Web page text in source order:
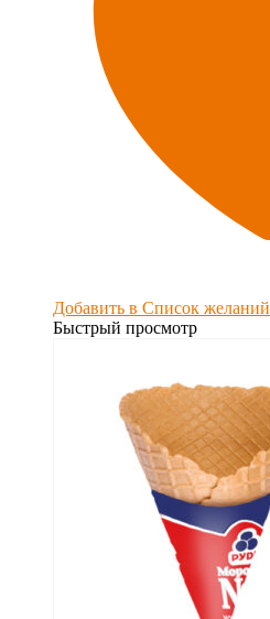
Добавить в Список желаний
Быстрый просмотр